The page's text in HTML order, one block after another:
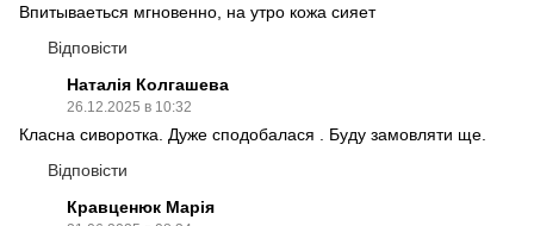
Впитываеться мгновенно, на утро кожа сияет
Відповісти
Наталія Колгашева
26.12.2025 в 10:32
Класна сиворотка. Дуже сподобалася . Буду замовляти ще.
Відповісти
Кравценюк Марія